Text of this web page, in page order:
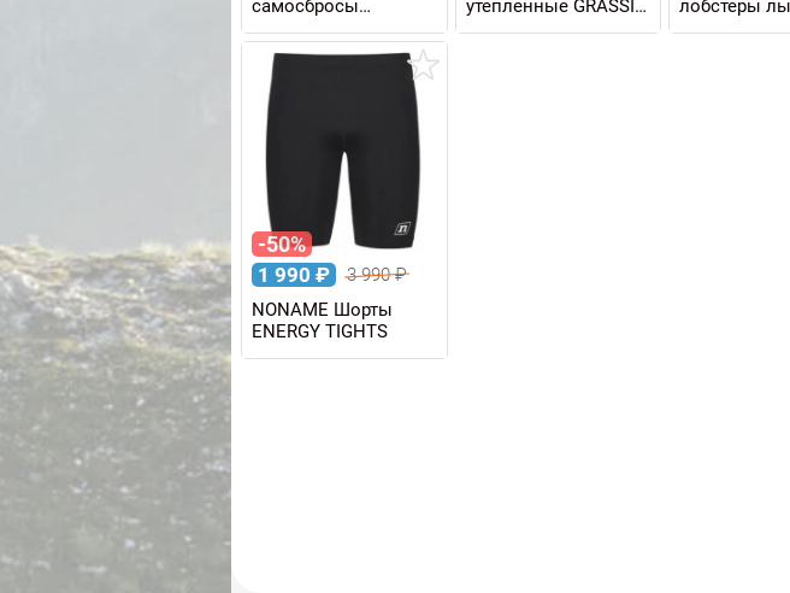
самосбросы
утепленные SKI
SHORTS
утепленные GRASSI
PANTS
лобстеры
LIGHT
-50%
1 990 ₽ 3 990₽
NONAME Шорты
ENERGY TIGHTS